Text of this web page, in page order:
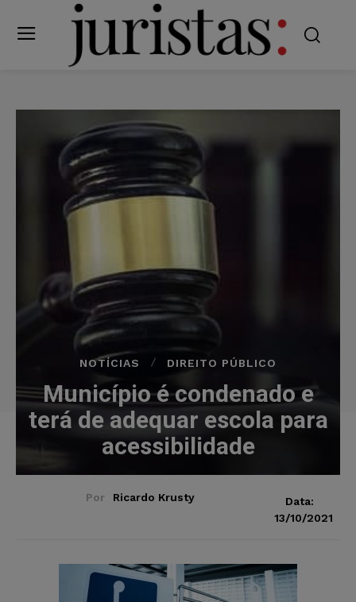
NOTÍCIAS DIREITO PÚBLICO
Município é condenado e
terá de adequar escola para
acessibilidade
Por Ricardo Krusty
Data:
13/10/2021